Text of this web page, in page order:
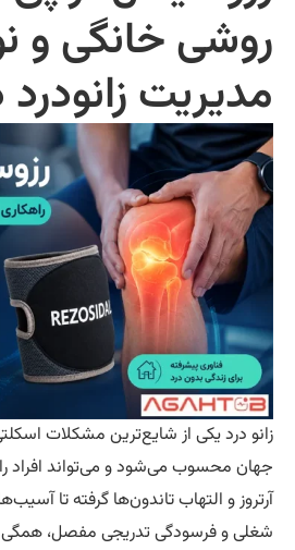
خانگی و
زانودرد
درد یکی از شایع‌ترین مشکلات اسکلتی-
محسوب می‌شود و می‌تواند افراد را در
و التهاب تاندون‌ها گرفته تا آسیب‌های
و فرسودگی تدریجی مفصل، همگی